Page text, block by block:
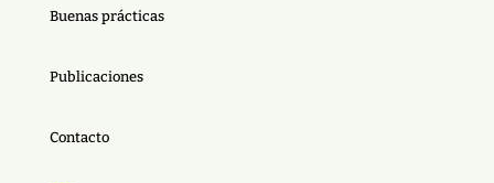
Buenas prácticas
Publicaciones
Contacto